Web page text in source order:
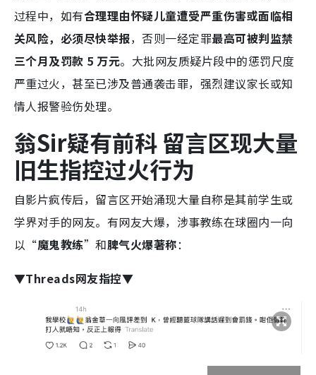
过程中，如有合理理由怀疑儿童遭受严重伤害或面临相
关风险，必须尽快举报，否则一经定罪最高可被判监禁
三个月及罚款 5 万元。大批网友质疑片段中的惩罚尺度
严重过火，甚至已涉及普通袭击罪，强烈建议家长或知
情人报警验伤处理。
翁Sir疑有前科 留言区现大量
旧生指控过火行为
自影片疯传后，留言区开始涌现大量自称是其前学生或
学界对手的网友。有网友大爆，涉事教练在球圈内一向
以“魔鬼教练”和脾气火爆著称：
▼Threads网友指控▼